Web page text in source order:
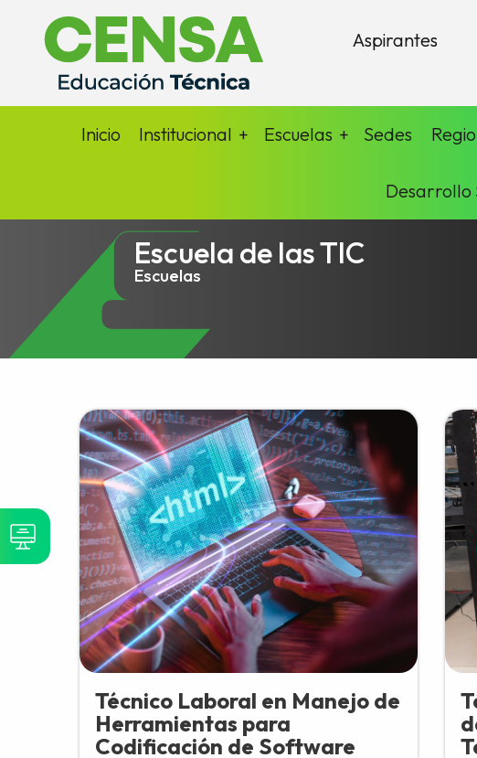
Aspirantes
Inicio Institucional Escuelas Sedes
Desarrollo
Escuela de las TIC
Escuelas
Técnico Laboral en Manejo de
Herramientas para
Codificación de Software